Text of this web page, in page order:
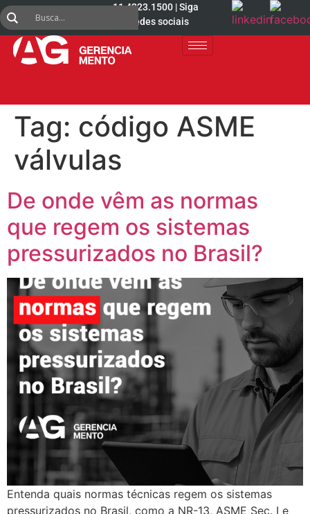
11 4223.1500 | Siga
nas redes sociais
Tag: código ASME
válvulas
De onde vêm as normas
que regem os sistemas
pressurizados no Brasil?
Entenda quais normas técnicas regem os sistemas
pressurizados no Brasil, como a NR-13, ASME Sec. I e